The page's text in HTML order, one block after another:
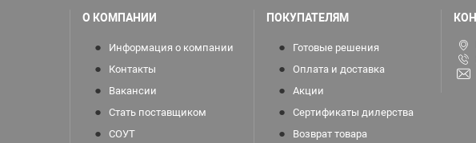
О КОМПАНИИ
Информация о компании
Контакты
Вакансии
Стать поставщиком
СОУТ
ПОКУПАТЕЛЯМ
Готовые решения
Оплата и доставка
Акции
Сертификаты дилерства
Возврат товара